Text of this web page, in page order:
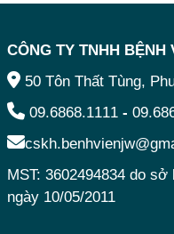
CÔNG TY TNHH BỆNH
50 Tôn Thất Tùng,
09.6868.1111 -
MST: 3602494834 do
ngày 10/05/2011